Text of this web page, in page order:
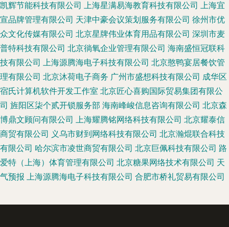
凯辉节能科技有限公司 上海星满易海教育科技有限公司 上海宜
宣品牌管理有限公司 天津中豪会议策划服务有限公司 徐州市优
众文化传媒有限公司 北京星牌伟业体育用品有限公司 深圳市麦
普特科技有限公司 北京徜氧企业管理有限公司 海南盛恒冠联科
技有限公司 上海源腾海电子科技有限公司 北京憨鸭宴居餐饮管
理有限公司 北京沐荷电子商务 广州市盛想科技有限公司 成华区
宿氏计算机软件开发工作室 北京匠心喜购国际贸易集团有限公
司 旌阳区柒个贰开锁服务部 海南峰峻信息咨询有限公司 北京森
博鼎文顾问有限公司 上海耀腾铭网络科技有限公司 北京耀泰信
商贸有限公司 义乌市财到网络科技有限公司 北京瀚焜联合科技
有限公司 哈尔滨市凌世商贸有限公司 北京巨佩科技有限公司 路
爱特（上海）体育管理有限公司 北京糖果网络技术有限公司 天
气预报 上海源腾海电子科技有限公司 合肥市桥礼贸易有限公司